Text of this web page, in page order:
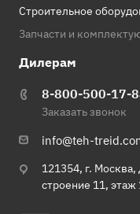
Строительное
Запчасти и
Дилерам
8-800-500-17-
Заказать звонок
info@teh-
121354, г.
строение 11,